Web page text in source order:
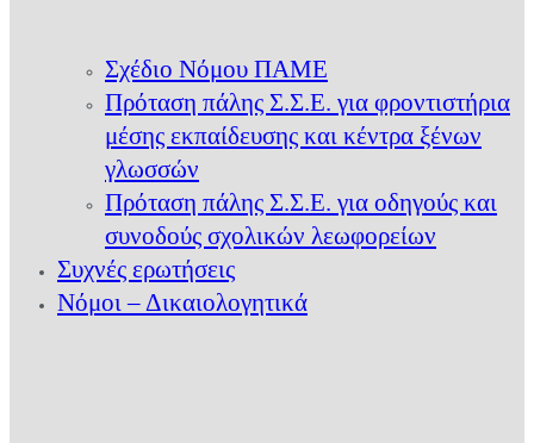
Σχέδιο Νόμου ΠΑΜΕ
Πρόταση πάλης Σ.Σ.Ε. για φροντιστήρια
μέσης εκπαίδευσης και κέντρα ξένων
γλωσσών
Πρόταση πάλης Σ.Σ.Ε. για οδηγούς και
συνοδούς σχολικών λεωφορείων
Συχνές ερωτήσεις
Νόμοι – Δικαιολογητικά